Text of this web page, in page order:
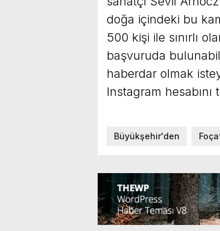
doğa içindeki bu
500 kişi ile sınırlı
başvuruda
haberdar olmak
Instagram hesabını
Büyükşehir'den